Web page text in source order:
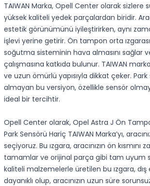
TAIWAN Marka, Opell Center olarak sizlere
yüksek kaliteli yedek parçalardan biridir.
estetik görünümünü iyileştirirken, aynı
işlevi yerine getirir. Ön tampon orta ızgarası,
soğutma sisteminin hava almasını sağlar
çalışmasına katkıda bulunur. TAIWAN
ve uzun ömürlü yapısıyla dikkat çeker.
almayan bu versiyon, özellikle sensör
ideal bir tercihtir.
Opell Center olarak, Opel Astra J Ön
Park Sensörü Hariç TAIWAN Marka’yı,
seçiyoruz. Bu ızgara, aracınızın ön kısmını
tamamlar ve orijinal parça gibi tam uyum
kaliteli malzemelerle üretilen bu ızgara, dış
dayanıklı olup, aracınızın uzun süre